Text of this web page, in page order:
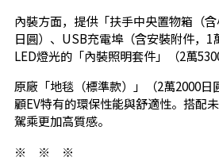
內裝方面，提供「扶手中央置物箱（
日圓）、USB充電埠（含安裝附件，1
LED燈光的「內裝照明套件」（2萬
原廠「地毯（標準款）」（2萬2000日
顧EV特有的環保性能與舒適性。搭配
駕乘更加高質感。
※ ※ ※